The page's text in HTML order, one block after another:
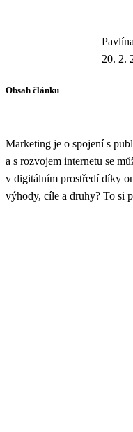
20. 2.
Obsah článku
Marketing je o spojení s
a s rozvojem internetu se
v digitálním prostředí díky
výhody, cíle a druhy? To si